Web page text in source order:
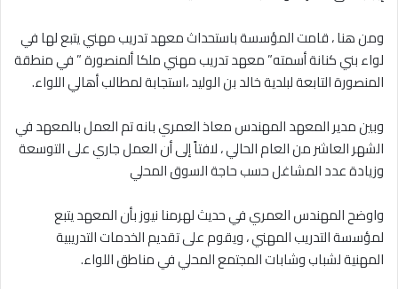
‎ومن هنا ، قامت المؤسسة باستحداث معهد تدريب مهني يتبع لها في
لواء بني كنانة أسمته” معهد تدريب مهني ملكا ألمنصورة ” في منطقة
المنصورة التابعة لبلدية خالد بن الوليد ،استجابة لمطالب أهالي اللواء.
‎وبين مدير المعهد المهندس معاذ العمري بانه تم العمل بالمعهد في
الشهر العاشر من العام الحالي ، لافتاً إلى أن العمل جاري على التوسعة
وزيادة عدد المشاغل حسب حاجة السوق المحلي
‎واوضح المهندس العمري في حديث لهرمنا نيوز بأن المعهد يتبع
لمؤسسة التدريب المهني ، ويقوم على تقديم الخدمات التدريبية
المهنية لشباب وشابات المجتمع المحلي في مناطق اللواء.